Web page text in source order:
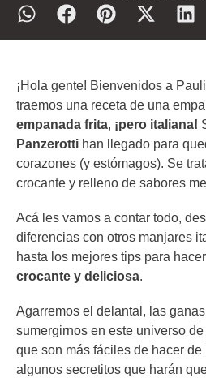
¡Hola gente! Bienvenidos a
traemos una receta de una
empanada frita, ¡pero italiana!
Panzerotti han llegado para
corazones (y estómagos). Se
crocante y relleno de sabores
Acá les vamos a contar todo,
diferencias con otros manjares
hasta los mejores tips para
crocante y deliciosa.
Agarremos el delantal, las
sumergirnos en este universo de
que son más fáciles de hacer
algunos secretitos que harán